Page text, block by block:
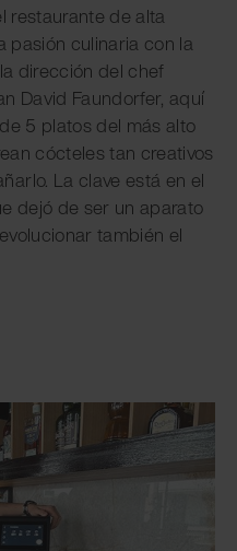
restaurante de alta
pasión culinaria con la
dirección del chef
David Faundorfer, aquí
5 platos del más alto
cócteles tan creativos
La clave está en el
dejó de ser un aparato
también el